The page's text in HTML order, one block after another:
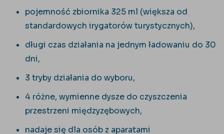
pojemność zbiornika 325 ml (większa od
standardowych irygatorów turystycznych),
długi czas działania na jednym ładowaniu do 30
dni,
3 tryby działania do wyboru,
4 różne, wymienne dysze do czyszczenia
przestrzeni międzyzębowych,
nadaje się dla osób z aparatami